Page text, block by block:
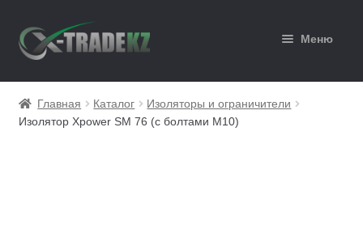
Перейти
к
Перейти
к
Меню
Главная
Каталог
Главная Каталог
Изоляторы и ограничители
Изолятор Xpower SM 76 (с болтами М10)